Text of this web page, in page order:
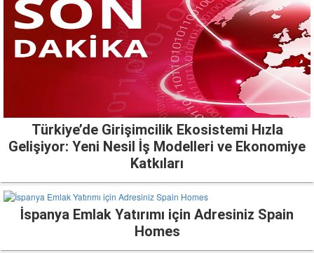
Türkiye’de Girişimcilik Ekosistemi Hızla
Gelişiyor: Yeni Nesil İş Modelleri ve Ekonomiye
Katkıları
İspanya Emlak Yatırımı için Adresiniz Spain
Homes